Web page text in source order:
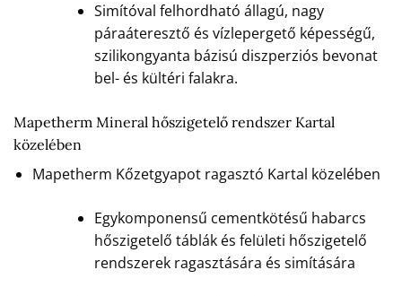
Simítóval felhordható állagú, nagy
páraáteresztő és vízlepergető képességű,
szilikongyanta bázisú diszperziós bevonat
bel- és kültéri falakra.
Mapetherm Mineral hőszigetelő rendszer Kartal
közelében
Mapetherm Kőzetgyapot ragasztó Kartal közelében
Egykomponensű cementkötésű habarcs
hőszigetelő táblák és felületi hőszigetelő
rendszerek ragasztására és simítására